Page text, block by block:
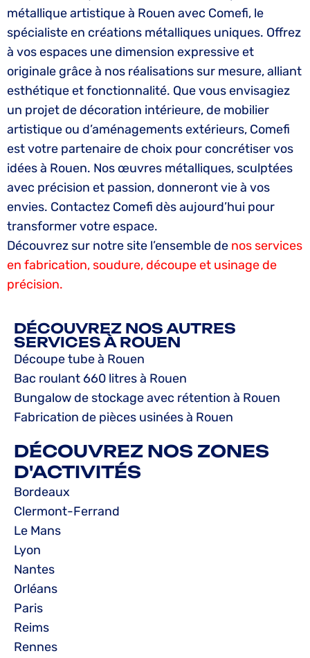
métallique artistique à Rouen avec Comefi, le
spécialiste en créations métalliques uniques. Offrez
à vos espaces une dimension expressive et
originale grâce à nos réalisations sur mesure, alliant
esthétique et fonctionnalité. Que vous envisagiez
un projet de décoration intérieure, de mobilier
artistique ou d’aménagements extérieurs, Comefi
est votre partenaire de choix pour concrétiser vos
idées à Rouen. Nos œuvres métalliques, sculptées
avec précision et passion, donneront vie à vos
envies. Contactez Comefi dès aujourd’hui pour
transformer votre espace.
Découvrez sur notre site l’ensemble de nos services
en fabrication, soudure, découpe et usinage de
précision.
DÉCOUVREZ NOS AUTRES
SERVICES À ROUEN
Découpe tube à Rouen
Bac roulant 660 litres à Rouen
Bungalow de stockage avec rétention à Rouen
Fabrication de pièces usinées à Rouen
DÉCOUVREZ NOS ZONES
D'ACTIVITÉS
Bordeaux
Clermont-Ferrand
Le Mans
Lyon
Nantes
Orléans
Paris
Reims
Rennes